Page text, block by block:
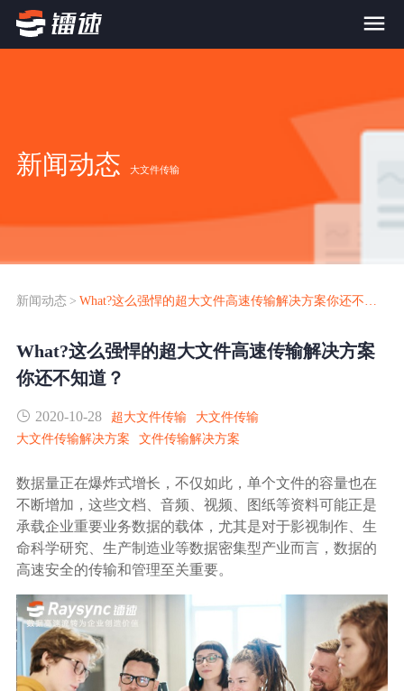
FTP替代升级
SDK传输应用集成
跨国数据传输
数据同步
内外网文件交换
数据迁移
数据协作
数据分发
案例
新闻动态
生态合作
关于镭速
帮助中心
新闻动态 大文件传输
新闻动态 >
What?这么强悍的超大文件高速传输解决方案
你还不知道？
2020-10-28 超大文件传输
大文件传输
大文件传输解决方案
文件传输解决方案
数据量正在爆炸式增长，不仅如此，单个文件的容量也在
不断增加，这些文档、音频、视频、图纸等资料可能正是
承载企业重要业务数据的载体，尤其是对于影视制作、生
命科学研究、生产制造业等数据密集型产业而言，数据的
高速安全的传输和管理至关重要。